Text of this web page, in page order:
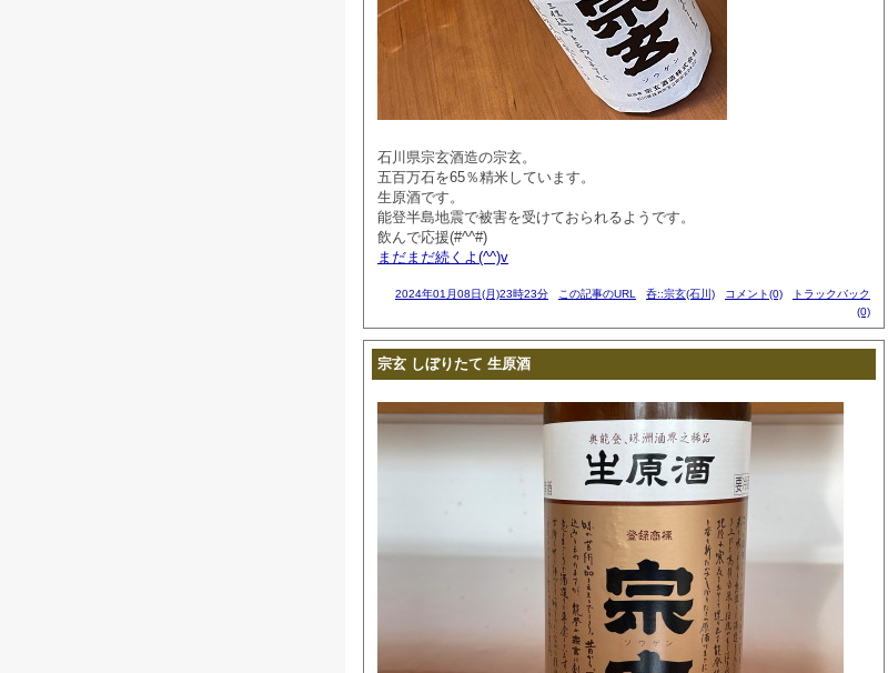
石川県宗玄酒造の宗玄。
五百万石を65％精米しています。
生原酒です。
能登半島地震で被害を受けておられるようです。
飲んで応援(#^^#)
まだまだ続くよ(^^)v
2024年01月08日(月)23時23分 この記事のURL 呑::宗玄(石川) コメント(0)
トラックバック
(0)
宗玄 しぼりたて 生原酒